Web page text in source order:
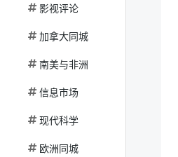
影视评论
加拿大同城
南美与非洲
信息市场
现代科学
欧洲同城